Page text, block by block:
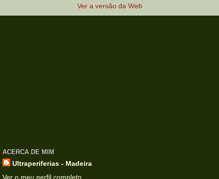
Ver a versão da Web
ACERCA DE MIM
Ultraperiferias - Madeira
Ver o meu perfil completo